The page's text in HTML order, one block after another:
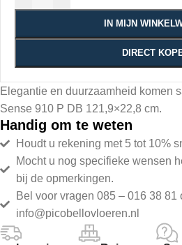
IN MIJN
DIRECT
Elegantie en duurzaamheid komen
Sense 910 P DB 121,9×22,8 cm.
Handig om te weten
Houdt u rekening met 5 tot 10%
Mocht u nog specifieke wensen
bij de opmerkingen.
Bel voor vragen 085 – 016 38 81
info@picobellovloeren.nl